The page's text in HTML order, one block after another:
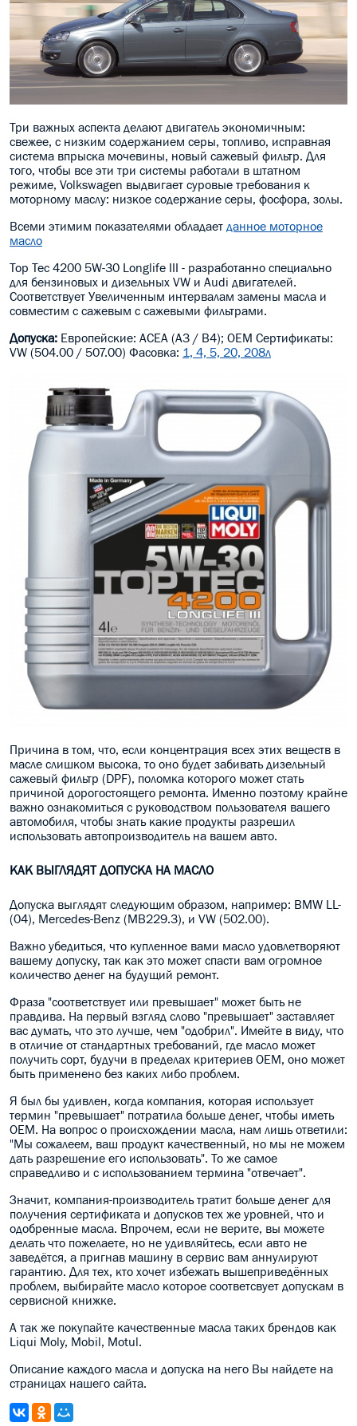
Три важных аспекта делают двигатель экономичным:
свежее, с низким содержанием серы, топливо, исправная
система впрыска мочевины, новый сажевый фильтр. Для
того, чтобы все эти три системы работали в штатном
режиме, Volkswagen выдвигает суровые требования к
моторному маслу: низкое содержание серы, фосфора, золы.
Всеми этимим показателями обладает данное моторное
масло
Top Tec 4200 5W-30 Longlife III - разработанно специально
для бензиновых и дизельных VW и Audi двигателей.
Соответствует Увеличенным интервалам замены масла и
совместим с сажевым с сажевыми фильтрами.
Допуска: Европейские: ACEA (A3 / B4); OEM Сертификаты:
VW (504.00 / 507.00) Фасовка: 1, 4, 5, 20, 208л
Причина в том, что, если концентрация всех этих веществ в
масле слишком высока, то оно будет забивать дизельный
сажевый фильтр (DPF), поломка которого может стать
причиной дорогостоящего ремонта. Именно поэтому крайне
важно ознакомиться с руководством пользователя вашего
автомобиля, чтобы знать какие продукты разрешил
использовать автопроизводитель на вашем авто.
КАК ВЫГЛЯДЯТ ДОПУСКА НА МАСЛО
Допуска выглядят следующим образом, например: BMW LL-
(04), Mercedes-Benz (MB229.3), и VW (502.00).
Важно убедиться, что купленное вами масло удовлетворяют
вашему допуску, так как это может спасти вам огромное
количество денег на будущий ремонт.
Фраза "соответствует или превышает" может быть не
правдива. На первый взгляд слово "превышает" заставляет
вас думать, что это лучше, чем "одобрил". Имейте в виду, что
в отличие от стандартных требований, где масло может
получить сорт, будучи в пределах критериев OEM, оно может
быть применено без каких либо проблем.
Я был бы удивлен, когда компания, которая использует
термин "превышает" потратила больше денег, чтобы иметь
OEM. На вопрос о происхождении масла, нам лишь ответили:
"Мы сожалеем, ваш продукт качественный, но мы не можем
дать разрешение его использовать". То же самое
справедливо и с использованием термина "отвечает".
Значит, компания-производитель тратит больше денег для
получения сертификата и допусков тех же уровней, что и
одобренные масла. Впрочем, если не верите, вы можете
делать что пожелаете, но не удивляйтесь, если авто не
заведётся, а пригнав машину в сервис вам аннулируют
гарантию. Для тех, кто хочет избежать вышеприведённых
проблем, выбирайте масло которое соответсвует допускам в
сервисной книжке.
А так же покупайте качественные масла таких брендов как
Liqui Moly, Mobil, Motul.
Описание каждого масла и допуска на него Вы найдете на
страницах нашего сайта.